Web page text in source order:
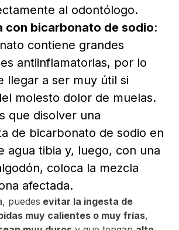
al odontólogo.
con bicarbonato de sodio:
contiene grandes
antiinflamatorias, por lo
llegar a ser muy útil si
molesto dolor de muelas.
que disolver una
de bicarbonato de sodio en
agua tibia y, luego, con una
coloca la mezcla
afectada.
puedes evitar la ingesta de
muy calientes o muy frías,